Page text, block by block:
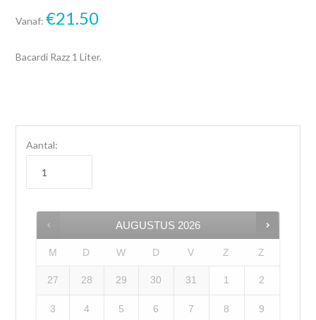
Vanaf:€21.50
Bacardi Razz 1 Liter.
Aantal:
AUGUSTUS 2026
M D W D V Z Z
27 28 29 30 31 1 2
3 4 5 6 7 8 9